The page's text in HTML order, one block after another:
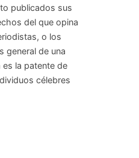
publicados sus
del que opina
o los
general de una
la patente de
célebres